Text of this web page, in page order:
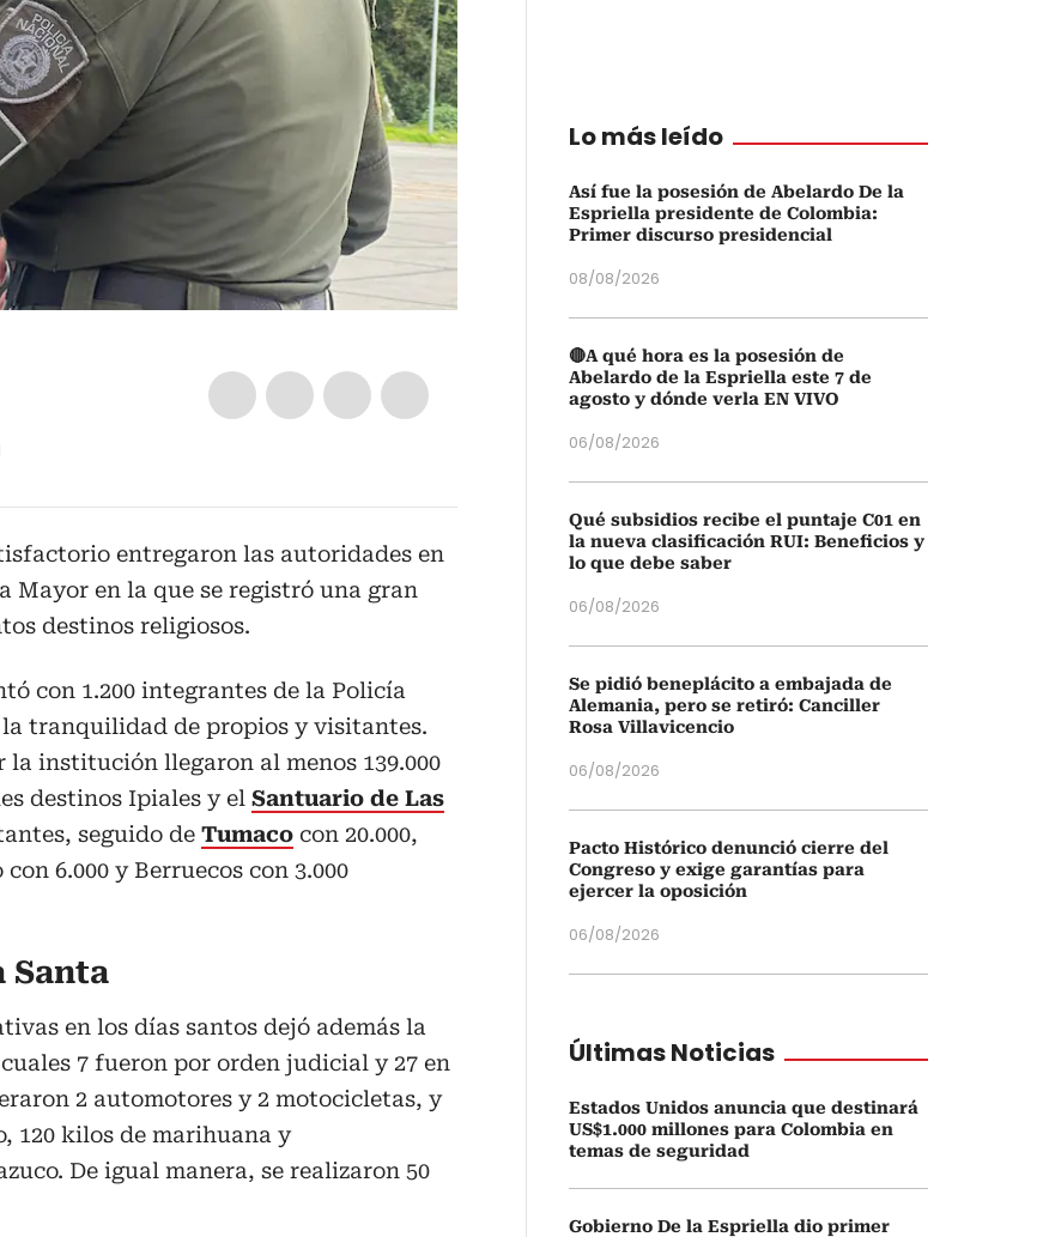
entregaron las autoridades en
Mayor en la que se registró una gran
destinos religiosos.
con 1.200 integrantes de la Policía
tranquilidad de propios y visitantes.
la institución llegaron al menos 139.000
destinos Ipiales y el Santuario de Las
seguido de Tumaco con 20.000,
6.000 y Berruecos con 3.000
Santa
en los días santos dejó además la
7 fueron por orden judicial y 27 en
2 automotores y 2 motocicletas, y
120 kilos de marihuana y
De igual manera, se realizaron 50
Lo más leído
Así fue la posesión de Abelardo De la
Espriella presidente de Colombia:
Primer discurso presidencial
08/08/2026
🔴A qué hora es la posesión de
Abelardo de la Espriella este 7 de
agosto y dónde verla EN VIVO
06/08/2026
Qué subsidios recibe el puntaje C01 en
la nueva clasificación RUI: Beneficios y
lo que debe saber
06/08/2026
Se pidió beneplácito a embajada de
Alemania, pero se retiró: Canciller
Rosa Villavicencio
06/08/2026
Pacto Histórico denunció cierre del
Congreso y exige garantías para
ejercer la oposición
06/08/2026
Últimas Noticias
Estados Unidos anuncia que destinará
US$1.000 millones para Colombia en
temas de seguridad
Gobierno De la Espriella dio primer